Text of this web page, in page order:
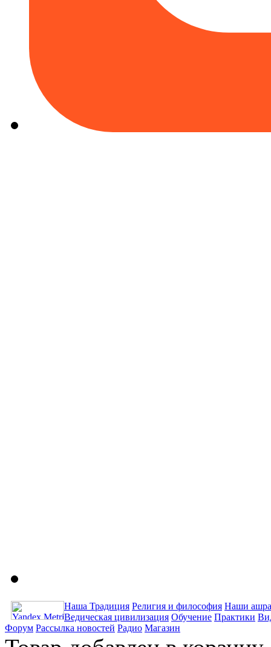
Наша Традиция Религия и философия Наши
Ведическая цивилизация Обучение Практики
Форум Рассылка новостей Радио Магазин